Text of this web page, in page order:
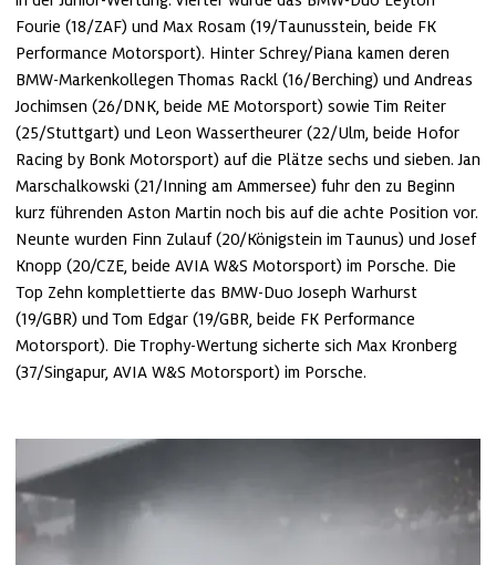
Fourie (18/ZAF) und Max Rosam (19/Taunusstein, beide FK
Performance Motorsport). Hinter Schrey/Piana kamen deren
BMW-Markenkollegen Thomas Rackl (16/Berching) und Andreas
Jochimsen (26/DNK, beide ME Motorsport) sowie Tim Reiter
(25/Stuttgart) und Leon Wassertheurer (22/Ulm, beide Hofor
Racing by Bonk Motorsport) auf die Plätze sechs und sieben. Jan
Marschalkowski (21/Inning am Ammersee) fuhr den zu Beginn
kurz führenden Aston Martin noch bis auf die achte Position vor.
Neunte wurden Finn Zulauf (20/Königstein im Taunus) und Josef
Knopp (20/CZE, beide AVIA W&S Motorsport) im Porsche. Die
Top Zehn komplettierte das BMW-Duo Joseph Warhurst
(19/GBR) und Tom Edgar (19/GBR, beide FK Performance
Motorsport). Die Trophy-Wertung sicherte sich Max Kronberg
(37/Singapur, AVIA W&S Motorsport) im Porsche.